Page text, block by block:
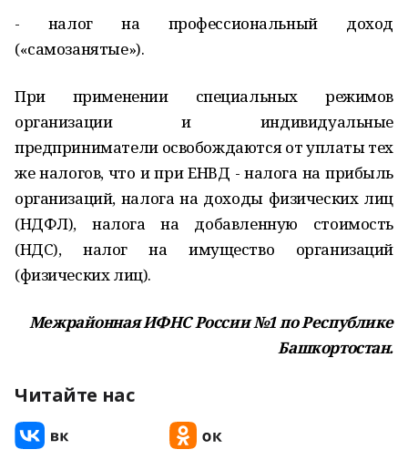
- налог на профессиональный доход
(«самозанятые»).
При применении специальных режимов
организации и индивидуальные
предприниматели освобождаются от уплаты тех
же налогов, что и при ЕНВД - налога на прибыль
организаций, налога на доходы физических лиц
(НДФЛ), налога на добавленную стоимость
(НДС), налог на имущество организаций
(физических лиц).
Межрайонная ИФНС России №1 по Республике
Башкортостан.
Читайте нас